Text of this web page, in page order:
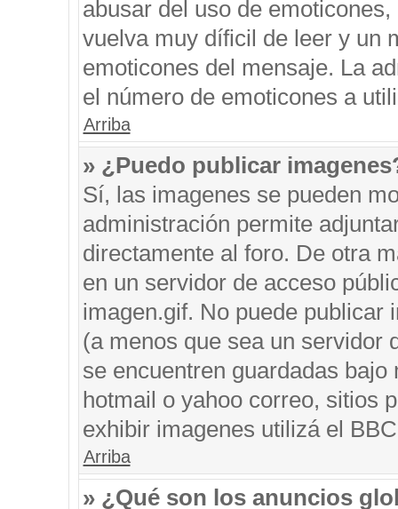
abusar del uso de
vuelva muy díficil de leer y un
emoticones del mensaje. La
el número de emoticones a
Arriba
» ¿Puedo publicar
Sí, las imagenes se pueden
administración permite
directamente al foro. De otra
en un servidor de acceso
imagen.gif. No puede publicar
(a menos que sea un servidor
se encuentren guardadas
hotmail o yahoo correo, sitios
exhibir imagenes utilizá el
Arriba
» ¿Qué son los anuncios